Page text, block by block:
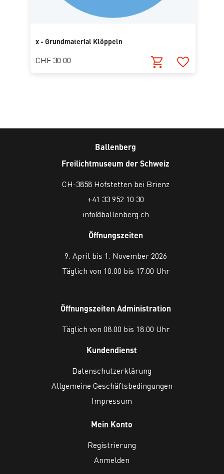
x - Grundmaterial Klöppeln
CHF 30.00
Ballenberg
Freilichtmuseum der Schweiz
CH-3858 Hofstetten bei Brienz
+41 33 952 10 30
info@ballenberg.ch
Öffnungszeiten
9. April bis 1. November 2026
Täglich von 10.00 bis 17.00 Uhr
Öffnungszeiten Administration
Täglich von 08.00 bis 18.00 Uhr
Kundendienst
Datenschutzerklärung
Allgemeine Geschäftsbedingungen
Impressum
Mein Konto
Registrierung
Anmelden